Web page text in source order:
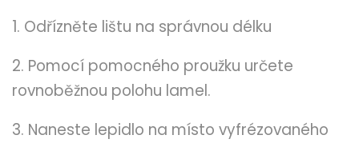
1. Odřízněte lištu na správnou délku
2. Pomocí pomocného proužku určete
rovnoběžnou polohu lamel.
3. Naneste lepidlo na místo vyfrézovaného